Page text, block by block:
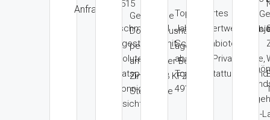
Anfrage
Nr. 515
Geschmackvoll
ausgestattet, mit
absoluter
Privatsphäre
in sonniger
Aussichtslage.
Geräumige
Doppelhaushälfte in
perfekter Lage
am Brunner Berg, 4
Zimmer, 3 KFZ-
Stellplätze
Topsaniertes
Schwimmbiotop,
absolute Privatsphäre,
Top-Ausstattung Grund
491m²
am
–
Top-